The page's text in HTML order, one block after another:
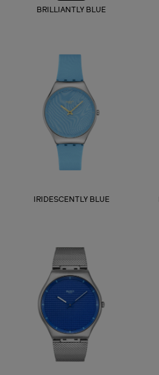
BRILLIANTLY BLUE
IRIDESCENTLY BLUE